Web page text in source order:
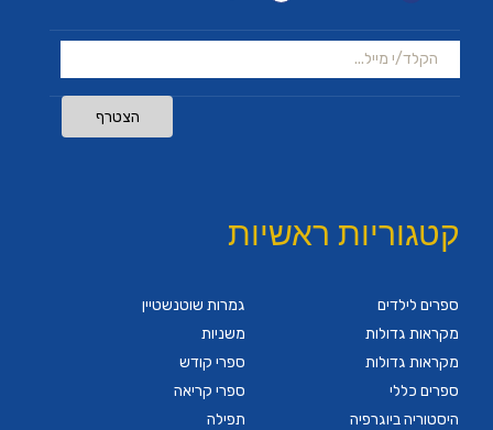
הצטרף
קטגוריות ראשיות
גמרות שוטנשטיין
משניות
ספרי קודש
ספרי קריאה
תפילה
ספרים לילדים
מקראות גדולות
מקראות גדולות
ספרים כללי
היסטוריה ביוגרפיה